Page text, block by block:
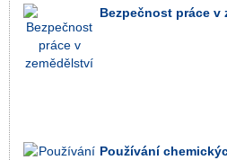
Bezpečnost práce v
Používání